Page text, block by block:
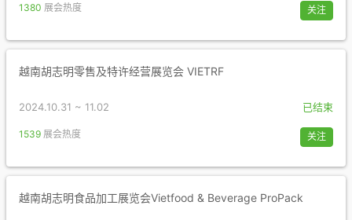
1380 展会热度 关注
越南胡志明零售及特许经营展览会 VIETRF
2024.10.31 ~ 11.02 已结束
1539 展会热度 关注
越南胡志明食品加工展览会Vietfood & Beverage ProPack